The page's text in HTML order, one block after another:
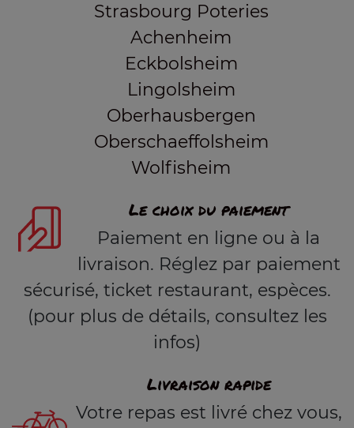
Strasbourg Poteries
Achenheim
Eckbolsheim
Lingolsheim
Oberhausbergen
Oberschaeffolsheim
Wolfisheim
Le choix du paiement
Paiement en ligne ou à la
livraison. Réglez par paiement
sécurisé, ticket restaurant, espèces.
(pour plus de détails, consultez les
infos)
Livraison rapide
Votre repas est livré chez vous,